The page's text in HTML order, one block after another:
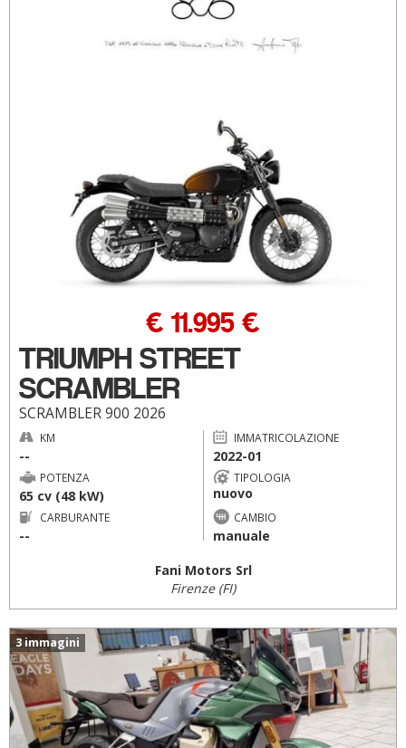
TRIUMPH STREET
SCRAMBLER
SCRAMBLER 900 2026
€ 11.995 €
KM
--
IMMATRICOLAZIONE
2022-01
POTENZA
65 cv (48 kW)
TIPOLOGIA
nuovo
CARBURANTE
--
CAMBIO
manuale
Fani Motors Srl
Firenze (FI)
3 immagini